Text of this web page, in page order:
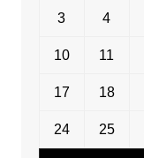
3 4
10 11
17 18
24 25